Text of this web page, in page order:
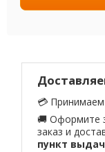
💳 Принимаем
🚚 Оформите
заказ и
пункт